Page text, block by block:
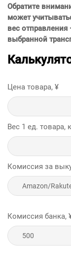
Обратите
может
вес
выбранной
Цена товара, ¥
Вес 1 ед. товара,
Комиссия за
Комиссия банка,